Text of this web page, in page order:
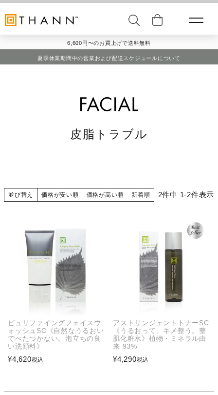
6,600円〜のお買上げで送料無料
夏季休業期間中の営業および配送スケジュールについて
皮脂トラブル
並び替え 価格が安い順 価格が高い順 新着順 2件中 1-2件表示
ピュリファイングフェイスウ
ォッシュSC《自然なうるおい
でべたつかない。泡立ちの良
い洗顔料》
¥4,620税込
アストリンジェントトナーSC
《うるおって、キメ整う。整
肌化粧水》植物・ミネラル由
来 93%
¥4,290税込